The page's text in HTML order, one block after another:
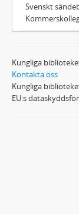
Svenskt
Kungliga
Kontakta oss
Kungliga
EU:s